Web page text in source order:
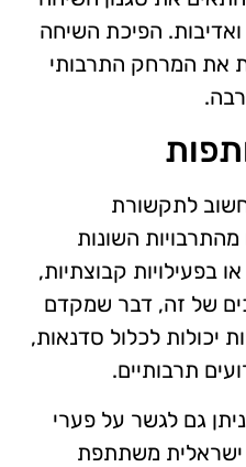
הפיכת השיחה
את המרחק התרבותי
חשוב לתקשורת
השונות
בפעילויות קבוצתיות,
של זה, דבר שמקדם
יכולות לכלול סדנאות,
תרבותיים.
גם לגשר על פערי
ישראלית משתתפת